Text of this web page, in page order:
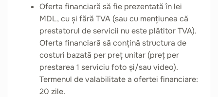
Oferta financiară să fie prezentată în lei
MDL, cu și fără TVA (sau cu mențiunea că
prestatorul de servicii nu este plătitor TVA).
Oferta financiară să conțină structura de
costuri bazată per preț unitar (preț per
prestarea 1 serviciu foto și/sau video).
Termenul de valabilitate a ofertei financiare:
20 zile.